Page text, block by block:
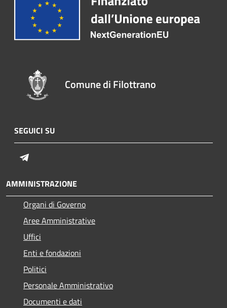
Comune di Filottrano
SEGUICI SU
AMMINISTRAZIONE
Organi di Governo
Aree Amministrative
Uffici
Enti e fondazioni
Politici
Personale Amministrativo
Documenti e dati